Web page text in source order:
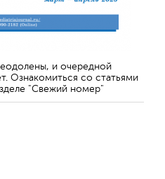
и очередной
Ознакомиться со статьями
"Свежий номер"